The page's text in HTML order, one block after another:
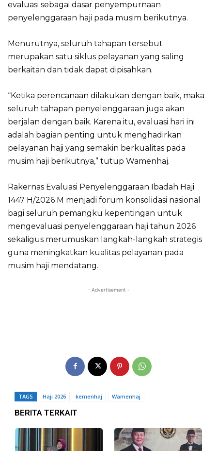
evaluasi sebagai dasar penyempurnaan
penyelenggaraan haji pada musim berikutnya.
Menurutnya, seluruh tahapan tersebut
merupakan satu siklus pelayanan yang saling
berkaitan dan tidak dapat dipisahkan.
“Ketika perencanaan dilakukan dengan baik, maka
seluruh tahapan penyelenggaraan juga akan
berjalan dengan baik. Karena itu, evaluasi hari ini
adalah bagian penting untuk menghadirkan
pelayanan haji yang semakin berkualitas pada
musim haji berikutnya,” tutup Wamenhaj.
Rakernas Evaluasi Penyelenggaraan Ibadah Haji
1447 H/2026 M menjadi forum konsolidasi nasional
bagi seluruh pemangku kepentingan untuk
mengevaluasi penyelenggaraan haji tahun 2026
sekaligus merumuskan langkah-langkah strategis
guna meningkatkan kualitas pelayanan pada
musim haji mendatang.
- Advertisement -
TAGS Haji 2026 kemenhaj Wamenhaj
BERITA TERKAIT